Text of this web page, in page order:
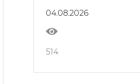
04.08.2026
514